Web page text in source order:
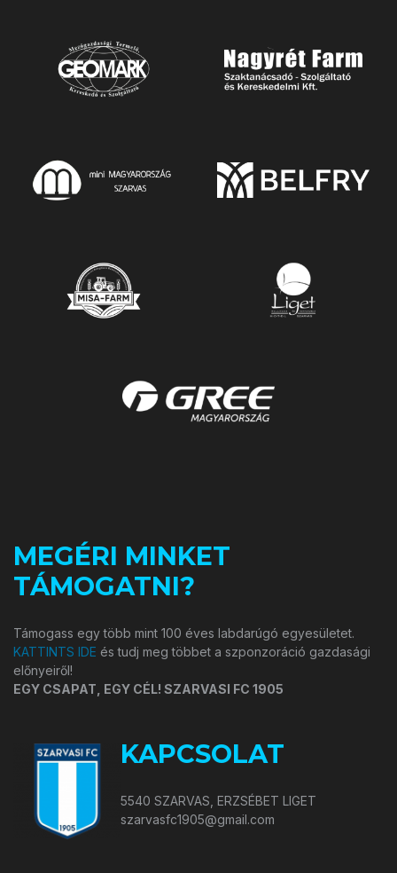
MEGÉRI MINKET
TÁMOGATNI?
Támogass egy több mint 100 éves labdarúgó egyesületet.
KATTINTS IDE és tudj meg többet a szponzoráció gazdasági
előnyeiről!
EGY CSAPAT, EGY CÉL! SZARVASI FC 1905
KAPCSOLAT
5540 SZARVAS, ERZSÉBET LIGET
szarvasfc1905@gmail.com